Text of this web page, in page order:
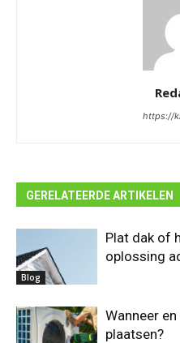
https://
GERELATEERDE ARTIKELEN
Blog
Plat dak of
oplossing
Wanneer
plaatsen?